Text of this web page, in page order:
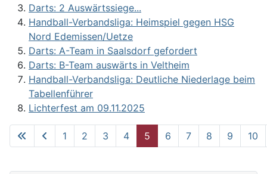
Darts: 2 Auswärtssiege...
Handball-Verbandsliga: Heimspiel gegen HSG
Nord Edemissen/Uetze
Darts: A-Team in Saalsdorf gefordert
Darts: B-Team auswärts in Veltheim
Handball-Verbandsliga: Deutliche Niederlage beim
Tabellenführer
Lichterfest am 09.11.2025
Seite 5 von 62
1 2 3 4 5 6 7 8 9 10